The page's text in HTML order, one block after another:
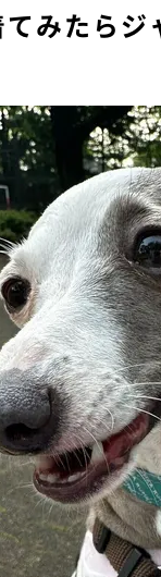
みたらジ